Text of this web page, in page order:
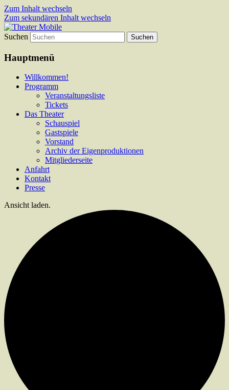
Zum Inhalt wechseln
Zum sekundären Inhalt wechseln
Theater Mobile
Das schoenste Theater an der Bergstrasse
Suchen
Hauptmenü
Willkommen!
Programm
Veranstaltungsliste
Tickets
Das Theater
Schauspiel
Gastspiele
Vorstand
Archiv der Eigenproduktionen
Mitgliederseite
Anfahrt
Kontakt
Presse
Ansicht laden.